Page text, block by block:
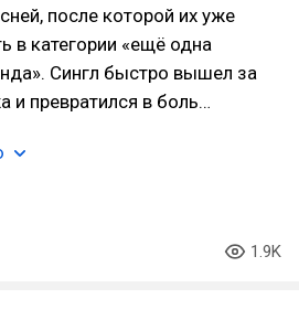
после которой их уже
в категории «ещё одна
Сингл быстро вышел за
и превратился в боль…
1.9K